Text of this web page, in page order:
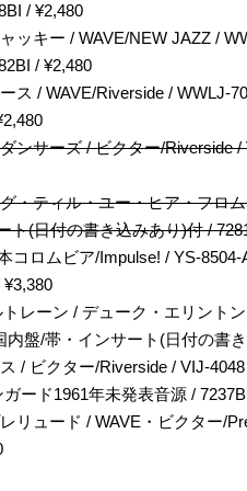
/ ¥2,480
ッキー / WAVE/NEW JAZZ /
/ ¥2,480
ス / WAVE/Riverside / WWLJ-
ンサーズ / ビクター/Riverside
・ティル・ユー・ヒア・フロ
ト(日付の書き込みあり)付 /
コロムビア/Impulse! / YS-
レーン / デューク・エリント
盤/帯・インサート(日付の書
/ ビクター/Riverside / VIJ-
ード1961年未発表音源 /
リュード / WAVE・ビクター/